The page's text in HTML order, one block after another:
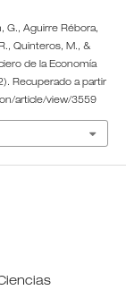
G., Aguirre Rébora,
Quinteros, M., &
de la Economía
Recuperado a partir
article/view/3559